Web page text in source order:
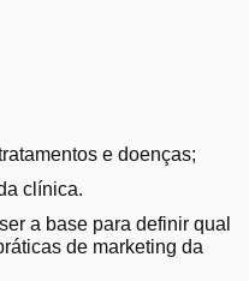
e doenças;
clínica.
a base para definir qual
de marketing da